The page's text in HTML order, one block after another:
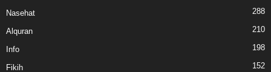
Nasehat 288
Alquran 210
Info 198
Fikih 152